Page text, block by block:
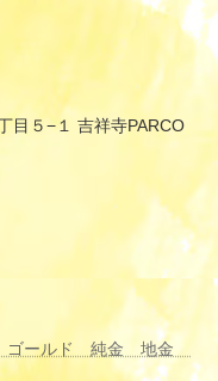
目５−１ 吉祥寺PARCO
ゴールド 純金 地金